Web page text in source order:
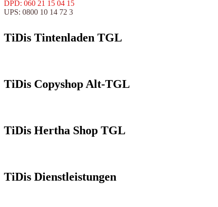
DPD: 060 21 15 04 15
UPS: 0800 10 14 72 3
TiDis Tintenladen TGL
TiDis Copyshop Alt-TGL
TiDis Hertha Shop TGL
TiDis Dienstleistungen